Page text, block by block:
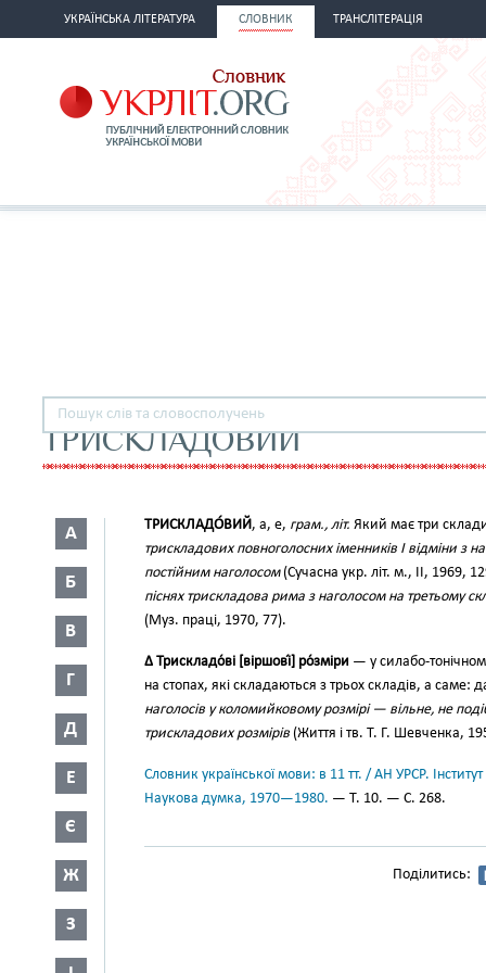
УКРАЇНСЬКА ЛІТЕРАТУРА СЛОВНИК ТРАНСЛІТЕРАЦІЯ
ТРИСКЛАДОВИЙ
А
Б
В
Г
Д
Е
Є
Ж
З
ТРИСКЛАДО́ВИЙ, а, е, грам., літ. Який має три
трискладових повноголосних іменників І відміни з
постійним наголосом(Сучасна укр. літ. м., II, 1969,
піснях трискладова рима з наголосом на третьому
(Муз. праці, 1970, 77).
∆ Трискладо́ві [віршові́] ро́зміри — у силабо-
на стопах, які складаються з трьох складів, а саме:
наголосів у коломийковому розмірі — вільне, не
трискладових розмірів (Життя і тв. Т. Г. Шевченка,
Словник української мови: в 11 тт. / АН УРСР.
Наукова думка, 1970—1980. — Т. 10. — С. 268.
Поділитись: